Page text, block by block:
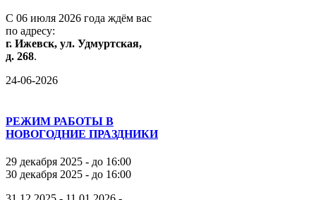
С 06 июля 2026 года ждём вас
по адресу:
г. Ижевск, ул. Удмуртская,
д. 268.
24-06-2026
РЕЖИМ РАБОТЫ В
НОВОГОДНИЕ ПРАЗДНИКИ
29 декабря 2025 - до 16:00
30 декабря 2025 - до 16:00